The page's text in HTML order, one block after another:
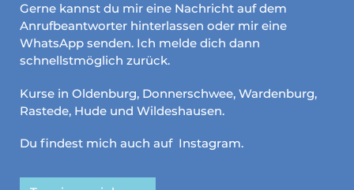
Gerne kannst du mir eine Nachricht auf dem
Anrufbeantworter hinterlassen oder mir eine
WhatsApp senden. Ich melde dich dann
schnellstmöglich zurück.
Kurse in Oldenburg, Donnerschwee, Wardenburg,
Rastede, Hude und Wildeshausen.
Du findest mich auch auf Instagram.